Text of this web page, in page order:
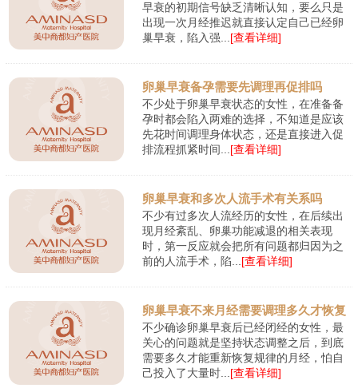
早衰的初期信号缺乏清晰认知，要么只是
出现一次月经推迟就直接认定自己已经卵
巢早衰，陷入强...[查看详细]
卵巢早衰备孕需要先调理再促排吗
不少处于卵巢早衰状态的女性，在准备备
孕时都会陷入两难的选择，不知道是应该
先花时间调理身体状态，还是直接进入促
排流程抓紧时间...[查看详细]
卵巢早衰和多次人流手术有关系吗
不少有过多次人流经历的女性，在后续出
现月经紊乱、卵巢功能减退的相关表现
时，第一反应就会把所有问题都归因为之
前的人流手术，陷...[查看详细]
卵巢早衰不来月经需要调理多久才恢复
不少确诊卵巢早衰后已经闭经的女性，最
关心的问题就是坚持状态调整之后，到底
需要多久才能重新恢复规律的月经，怕自
己投入了大量时...[查看详细]